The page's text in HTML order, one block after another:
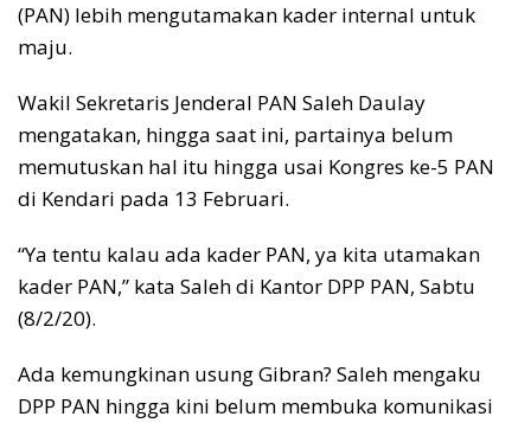
(PAN) lebih mengutamakan kader internal untuk
maju.
Wakil Sekretaris Jenderal PAN Saleh Daulay
mengatakan, hingga saat ini, partainya belum
memutuskan hal itu hingga usai Kongres ke-5 PAN
di Kendari pada 13 Februari.
“Ya tentu kalau ada kader PAN, ya kita utamakan
kader PAN,” kata Saleh di Kantor DPP PAN, Sabtu
(8/2/20).
Ada kemungkinan usung Gibran? Saleh mengaku
DPP PAN hingga kini belum membuka komunikasi